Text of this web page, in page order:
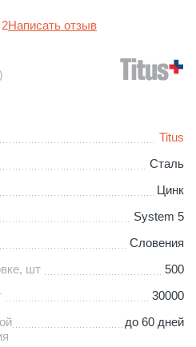
Написать отзыв
Titus
Сталь
Цинк
System 5
Словения
шт
500
30000
до 60 дней